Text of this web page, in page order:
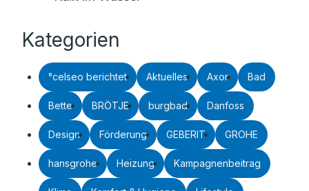
Kategorien
°celseo berichtet Aktuelles Axor Bad
Bette BRÖTJE burgbad Danfoss
Design Förderung GEBERIT GROHE
hansgrohe Heizung Kampagnenbeitrag